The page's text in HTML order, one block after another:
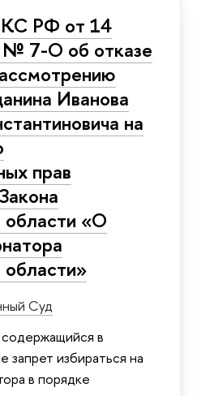
РФ от 14
№ 7-О об отказе
Иванова
на
прав
области «О
Суд
в
запрет избираться на
в порядке